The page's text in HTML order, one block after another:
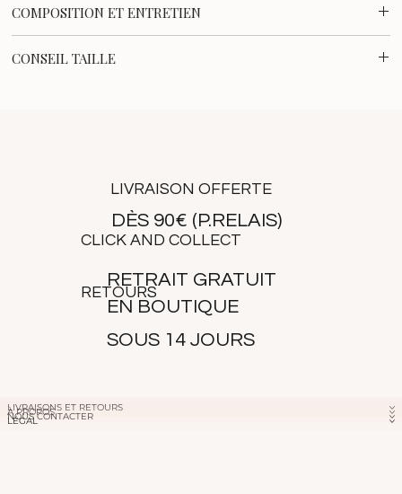
COMPOSITION ET ENTRETIEN
Lavage en machine à 30°
CONSEIL TAILLE
CLICK AND COLLECT
RETOURS
LIVRAISON OFFERTE
LIVRAISONS ET RETOURS
À PROPOS
NOUS CONTACTER
LÉGAL
DÈS 90€ (P.RELAIS)
RETRAIT GRATUIT
EN BOUTIQUE
SOUS 14 JOURS